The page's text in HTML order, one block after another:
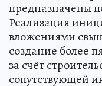
предназначены
Реализация
вложениями
создание более
за счёт
сопутствующей